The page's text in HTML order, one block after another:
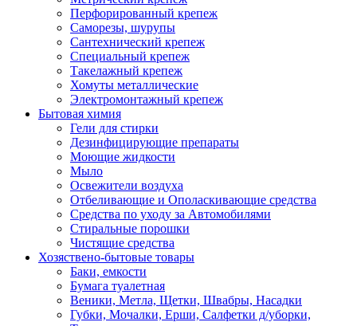
Перфорированный крепеж
Саморезы, шурупы
Сантехнический крепеж
Специальный крепеж
Такелажный крепеж
Хомуты металлические
Электромонтажный крепеж
Бытовая химия
Гели для стирки
Дезинфицирующие препараты
Моющие жидкости
Мыло
Освежители воздуха
Отбеливающие и Ополаскивающие средства
Средства по уходу за Автомобилями
Стиральные порошки
Чистящие средства
Хозяствено-бытовые товары
Баки, емкости
Бумага туалетная
Веники, Метла, Щетки, Швабры, Насадки
Губки, Мочалки, Ерши, Салфетки д/уборки,